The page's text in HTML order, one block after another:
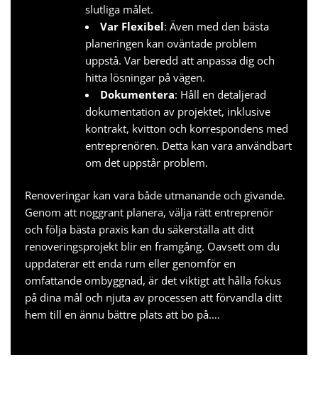
slutliga målet.
Var Flexibel: Även med den bästa
planeringen kan oväntade problem
uppstå. Var beredd att anpassa dig och
hitta lösningar på vägen.
Dokumentera: Håll en detaljerad
dokumentation av projektet, inklusive
kontrakt, kvitton och korrespondens med
entreprenören. Detta kan vara användbart
om det uppstår problem.
Renoveringar kan vara både utmanande och givande.
Genom att noggrant planera, välja rätt entreprenör
och följa bästa praxis kan du säkerställa att ditt
renoveringsprojekt blir en framgång. Oavsett om du
uppdaterar ett enda rum eller genomför en
omfattande ombyggnad, är det viktigt att hålla fokus
på dina mål och njuta av processen att förvandla ditt
hem till en ännu bättre plats att bo på.…